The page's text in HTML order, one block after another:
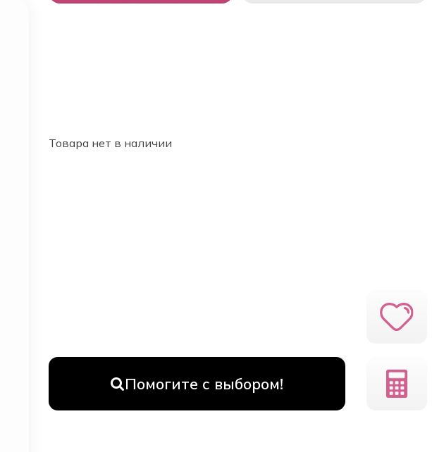
Товара нет в наличии
Помогите с выбором!